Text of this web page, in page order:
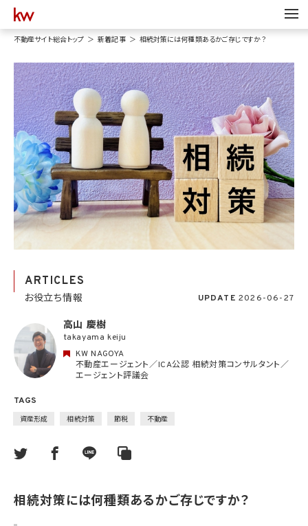
不動産サイト総合トップ 新着記事 相続対策には何種類あるかご存じですか？
ARTICLES
お役立ち情報 UPDATE 2026-06-27
TAGS
資産形成 相続対策 節税 不動産
高山 慶樹
takayama keiju
KW NAGOYA
不動産エージェント／ICA公認 相続対策コンサルタント／
エージェント評議会
相続対策には何種類あるかご存じですか？